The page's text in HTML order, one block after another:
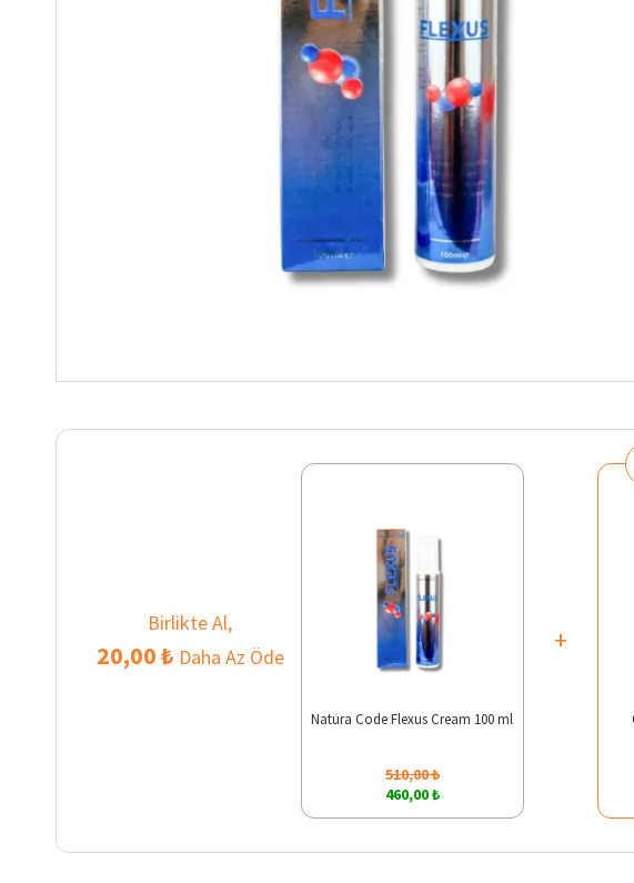
Birlikte Al,
20,00 ₺ Daha Az Öde
Natura Code Flexus Cream 100 ml
510,00 ₺
460,00 ₺
+